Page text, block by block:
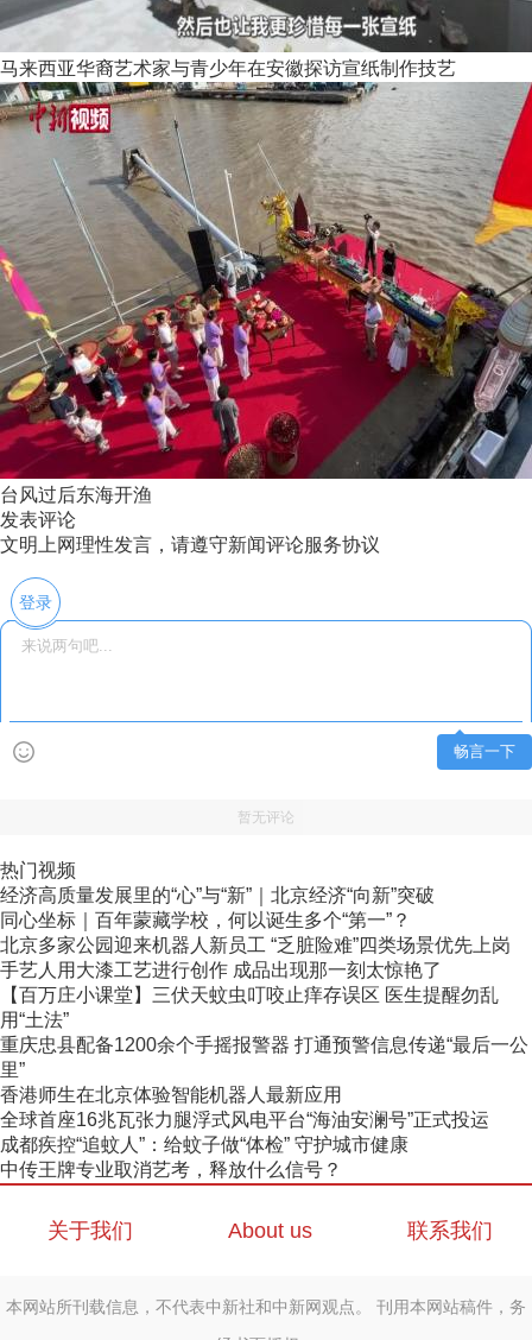
马来西亚华裔艺术家与青少年在安徽探访宣纸制作技艺
台风过后东海开渔
发表评论
文明上网理性发言，请遵守新闻评论服务协议
登录
畅言一下
暂无评论
热门视频
经济高质量发展里的“心”与“新”｜北京经济“向新”突破
同心坐标｜百年蒙藏学校，何以诞生多个“第一”？
北京多家公园迎来机器人新员工 “乏脏险难”四类场景优先上岗
手艺人用大漆工艺进行创作 成品出现那一刻太惊艳了
【百万庄小课堂】三伏天蚊虫叮咬止痒存误区 医生提醒勿乱
用“土法”
重庆忠县配备1200余个手摇报警器 打通预警信息传递“最后一公
里”
香港师生在北京体验智能机器人最新应用
全球首座16兆瓦张力腿浮式风电平台“海油安澜号”正式投运
成都疾控“追蚊人”：给蚊子做“体检” 守护城市健康
中传王牌专业取消艺考，释放什么信号？
关于我们 About us 联系我们
本网站所刊载信息，不代表中新社和中新网观点。 刊用本网站稿件，务